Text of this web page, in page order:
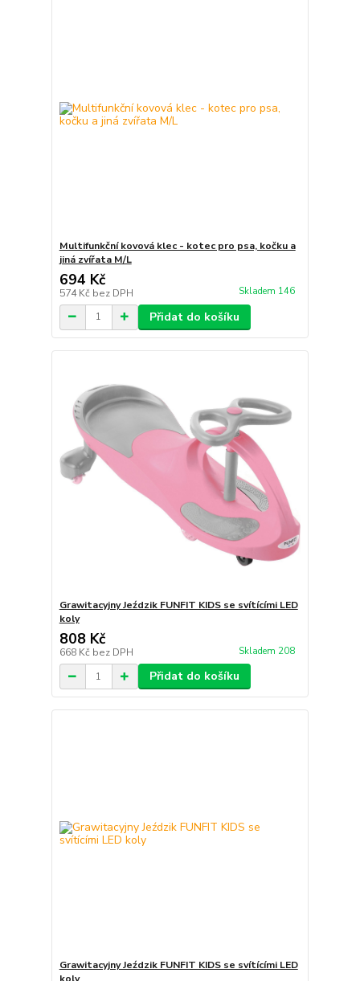
Multifunkční kovová klec - kotec pro psa, kočku a
jiná zvířata M/L
694 Kč
574 Kč bez DPH Skladem 146
Přidat do košíku
Grawitacyjny Jeździk FUNFIT KIDS se svítícími LED
koly
808 Kč
668 Kč bez DPH Skladem 208
Přidat do košíku
Grawitacyjny Jeździk FUNFIT KIDS se svítícími LED
koly